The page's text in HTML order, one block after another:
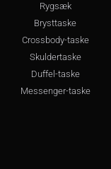
Rygsæk
Brysttaske
Crossbody-taske
Skuldertaske
Duffel-taske
Messenger-taske